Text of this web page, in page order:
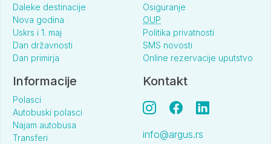
Daleke destinacije
Nova godina
Uskrs i 1. maj
Dan državnosti
Dan primirja
Osiguranje
OUP
Politika privatnosti
SMS novosti
Online rezervacije uputstvo
Informacije
Polasci
Autobuski polasci
Najam autobusa
Transferi
Kontakt
info@argus.rs